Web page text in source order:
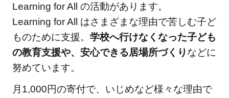
Learning for All の活動があります。
Learning for All はさまざまな理由で苦しむ子ど
ものために支援。 学校へ行けなくなった子ども
の教育支援や、安心できる居場所づくり などに
努めています。
月1,000円の寄付で、いじめなど様々な理由で